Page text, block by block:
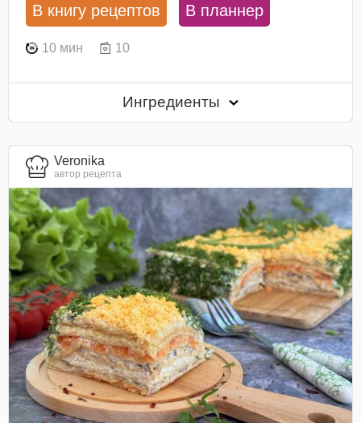
В книгу рецептов В планнер
10 мин 10
Ингредиенты
Veronika
автор рецепта